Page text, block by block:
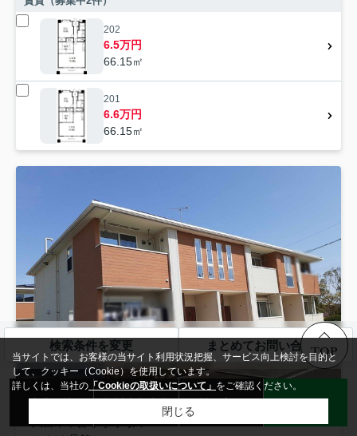
202
6.5万円
66.15㎡
201
6.6万円
66.15㎡
久留米市善導寺町与田
検索条件を変更 まとめてお問い合わせ
来店予約 無料売却査定 お問い合わせ LINE
TOP
当サイトでは、お客様の当サイト利用状況把握、サービス向上検討を目的と
して、クッキー（Cookie）を使用しています。
詳しくは、当社の 「Cookieの取扱いについて」 をご確認ください。
閉じる